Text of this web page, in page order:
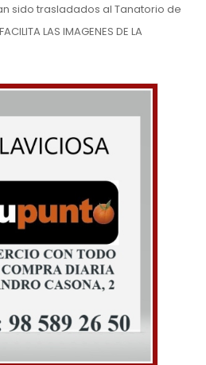
sido trasladados al Tanatorio de
LAS IMAGENES DE LA